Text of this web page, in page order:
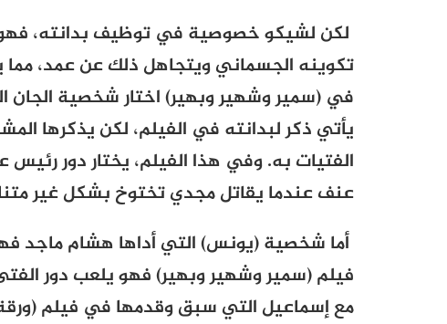
لكن لشيكو خصوصية في توظيف بدانته، فهو
تكوينه الجسماني ويتجاهل ذلك عن عمد، مما
في (سمير وشهير وبهير) اختار شخصية الجان
يأتي ذكر لبدانته في الفيلم، لكن يذكرها
الفتيات به. وفي هذا الفيلم، يختار دور
عنف عندما يقاتل مجدي تختوخ بشكل غير
أما شخصية (يونس) التي أداها هشام ماجد
فيلم (سمير وشهير وبهير) فهو يلعب دور
مع إسماعيل التي سبق وقدمها في فيلم